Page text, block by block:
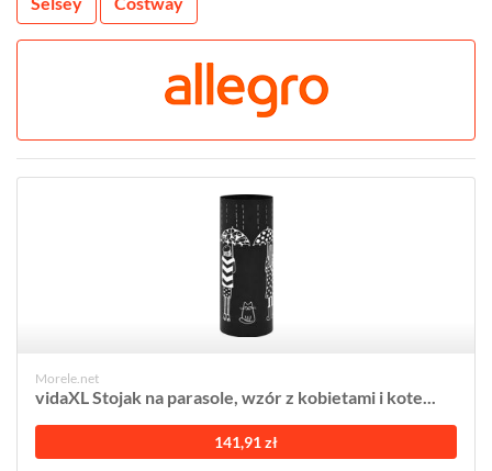
Morele.net
vidaXL Stojak na parasole, wzór z kobietami i kote...
141,91 zł